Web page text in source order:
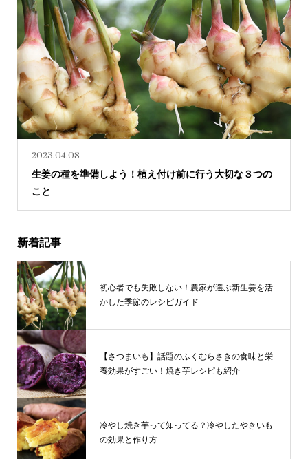
2023.04.08
生姜の種を準備しよう！植え付け前に行う大切な３つの
こと
新着記事
初心者でも失敗しない！農家が選ぶ新生姜を活
かした季節のレシピガイド
【さつまいも】話題のふくむらさきの食味と栄
養効果がすごい！焼き芋レシピも紹介
冷やし焼き芋って知ってる？冷やしたやきいも
の効果と作り方